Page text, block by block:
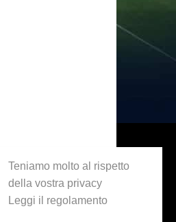
Teniamo molto al rispetto
della vostra privacy
Leggi il regolamento